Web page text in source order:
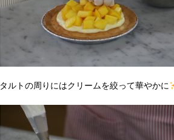
タルトの周りにはクリームを絞って華やかに